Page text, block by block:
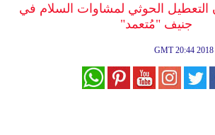
أزياء
الحوثي لمشاوات السلام في
جنيف "مُتعمد"
GMT